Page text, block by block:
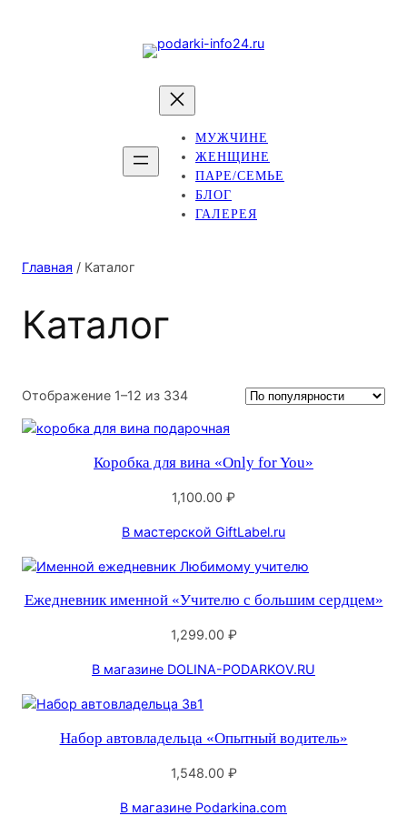
МУЖЧИНЕ
ЖЕНЩИНЕ
ПАРЕ/СЕМЬЕ
БЛОГ
ГАЛЕРЕЯ
Главная / Каталог
Каталог
Отображение 1–12 из 334Сортировка:
популярности
Коробка для вина «Only for You»
1,100.00 ₽
В мастерской GiftLabel.ru
Ежедневник именной «Учителю с большим сердцем»
1,299.00 ₽
В магазине DOLINA-PODARKOV.RU
Набор автовладельца «Опытный водитель»
1,548.00 ₽
В магазине Podarkina.com